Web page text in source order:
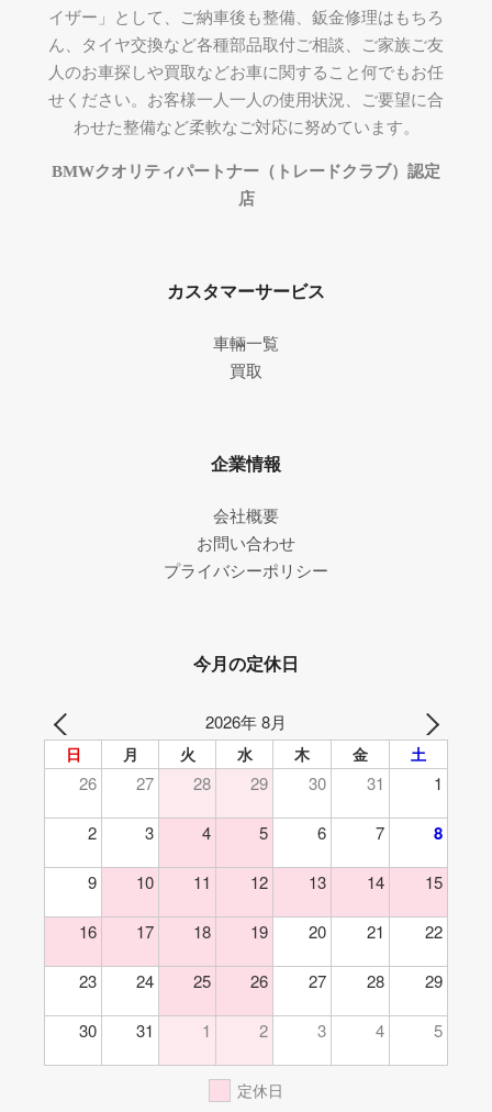
イザー」として、ご納車後も整備、鈑金修理はもちろ
ん、タイヤ交換など各種部品取付ご相談、ご家族ご友
人のお車探しや買取などお車に関すること何でもお任
せください。お客様一人一人の使用状況、ご要望に合
わせた整備など柔軟なご対応に努めています。
BMWクオリティパートナー（トレードクラブ）認定
店
カスタマーサービス
車輛一覧
買取
企業情報
会社概要
お問い合わせ
プライバシーポリシー
今月の定休日
2026年 8月
日 月 火 水 木 金 土
26 27 28 29 30 31 1
2 3 4 5 6 7 8
9 10 11 12 13 14 15
16 17 18 19 20 21 22
23 24 25 26 27 28 29
30 31 1 2 3 4 5
定休日